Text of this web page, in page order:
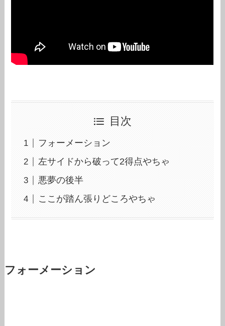
目次
フォーメーション
左サイドから破って2得点やちゃ
悪夢の後半
ここが踏ん張りどころやちゃ
フォーメーション